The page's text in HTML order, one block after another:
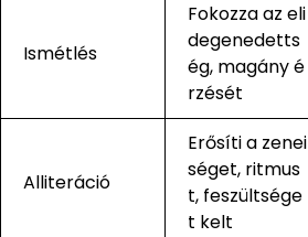
Ismétlés
Fokozza az eli
degenedetts
ég, magány é
rzését
Alliteráció
Erősíti a zenei
séget, ritmus
t, feszültsége
t kelt